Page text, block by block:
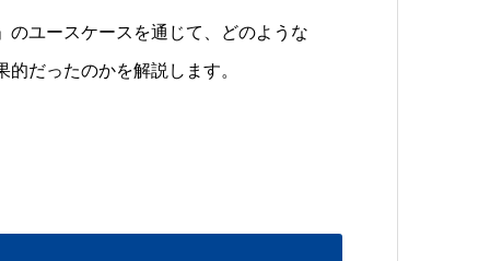
ユースケースを通じて、どのような
だったのかを解説します。